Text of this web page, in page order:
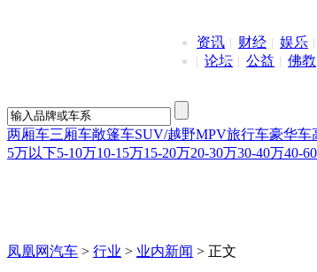
资讯
财经 娱乐
论坛
公益 佛教
两厢车三厢车敞篷车SUV/越野MPV旅行车豪华车
5万以下5-10万10-15万15-20万20-30万30-40万40-
凤凰网汽车 > 行业 > 业内新闻 > 正文